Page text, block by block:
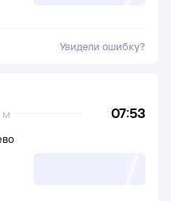
Увидели ошибку?
07:53
м